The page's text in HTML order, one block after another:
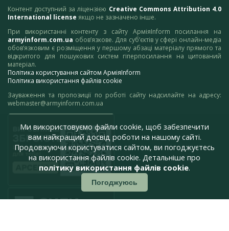
Контент доступний за ліцензією Creative Commons Attribution 4.0
International license якщо не зазначено інше.
При використанні контенту з сайту АрміяInform посилання на
armyinform.com.ua обов’язкове. Для суб’єктів у сфері онлайн-медіа
обов’язковим є розміщення у першому абзаці матеріалу прямого та
відкритого для пошукових систем гіперпосилання на цитований
матеріал.
Політика користування сайтом АрміяInform
Політика використання файлів cookie
Зауваження та пропозиції по роботі сайту надсилайте на адресу:
webmaster@armyinform.com.ua
Ми використовуємо файли cookie, щоб забезпечити
вам найкращий досвід роботи на нашому сайті.
Продовжуючи користуватися сайтом, ви погоджуєтесь
на використання файлів cookie. Детальніше про
політику використання файлів cookie.
Погоджуюсь